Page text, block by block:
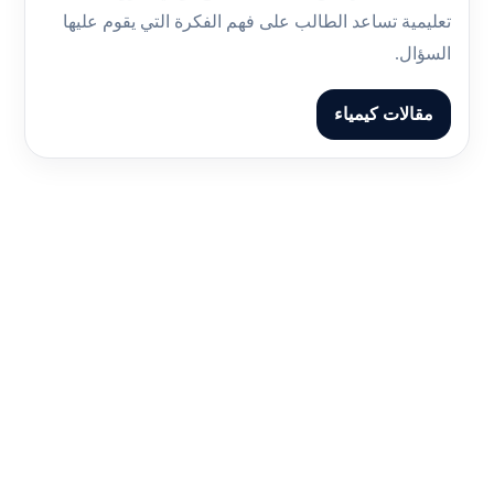
تعليمية تساعد الطالب على فهم الفكرة التي يقوم عليها
السؤال.
مقالات كيمياء